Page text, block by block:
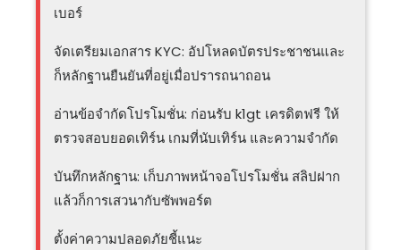
เบอร์
จัดเตรียมเอกสาร KYC: อัปโหลดบัตรประชาชนและ
ก็หลักฐานยืนยันที่อยู่เมื่อปรารถนาถอน
อ่านข้อจำกัดโปรโมชั่น: ก่อนรับ k1gt เครดิตฟรี ให้
ตรวจสอบยอดเทิร์น เกมที่นับเทิร์น และความจำกัด
บันทึกหลักฐาน: เก็บภาพหน้าจอโปรโมชั่น สลิปฝาก
แล้วก็การเสวนากับซัพพอร์ต
ตั้งค่าความปลอดภัยชี้แนะ